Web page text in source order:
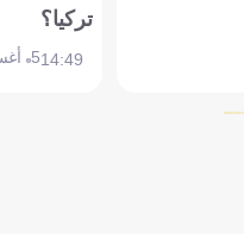
تركيا؟
14:495 أغسطس 2026